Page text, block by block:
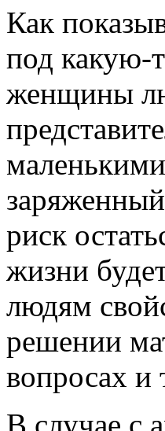
Как
под какую-
женщины
риск
жизни
людям
решении
вопросах и
В случае с